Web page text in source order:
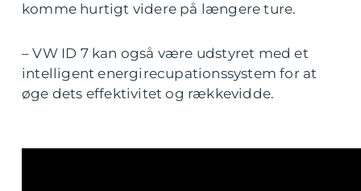
komme hurtigt videre på længere ture.
– VW ID 7 kan også være udstyret med et
intelligent energirecupationssystem for at
øge dets effektivitet og rækkevidde.